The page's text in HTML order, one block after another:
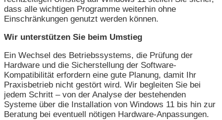
dass alle wichtigen Programme weiterhin ohne
Einschränkungen genutzt werden können.
Wir unterstützen Sie beim Umstieg
Ein Wechsel des Betriebssystems, die Prüfung der
Hardware und die Sicherstellung der Software-
Kompatibilität erfordern eine gute Planung, damit Ihr
Praxisbetrieb nicht gestört wird. Wir begleiten Sie bei
jedem Schritt – von der Analyse der bestehenden
Systeme über die Installation von Windows 11 bis hin zur
Beratung bei eventuell nötigen Hardware-Anpassungen.